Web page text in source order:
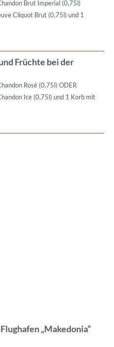
Brut Imperial (0,75l)
Cliquot Brut (0,75l) und 1
Früchte bei der
Rosé (0,75l) ODER
Ice (0,75l) und 1 Korb mit
„Makedonia“